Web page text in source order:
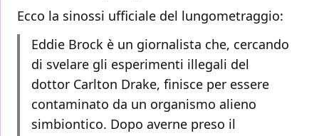
Ecco la sinossi ufficiale del lungometraggio:
Eddie Brock è un giornalista che, cercando
di svelare gli esperimenti illegali del
dottor Carlton Drake, finisce per essere
contaminato da un organismo alieno
simbiontico. Dopo averne preso il